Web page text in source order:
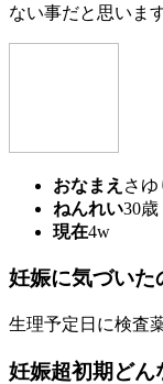
ない事だと思います
おなまえ さゆ
ねんれい30歳
現在4w
妊娠に気づいた
生理予定日に検査
妊娠超初期どん